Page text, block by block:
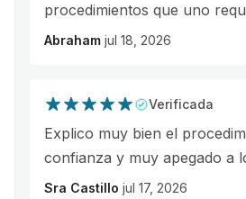
procedimientos que uno
Abraham jul 18, 2026
Verificada
Explico muy bien el
confianza y muy apegado a
Sra Castillo jul 17, 2026